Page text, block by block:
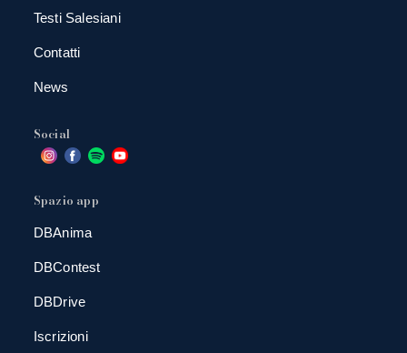
Testi Salesiani
Contatti
News
Social
Spazio app
DBAnima
DBContest
DBDrive
Iscrizioni